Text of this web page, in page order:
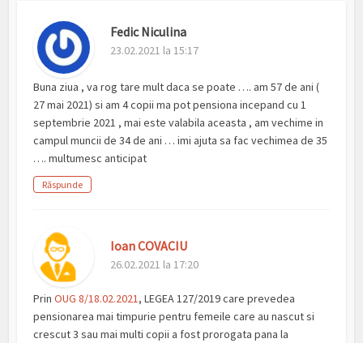
Fedic Niculina
23.02.2021 la 15:17
Buna ziua , va rog tare mult daca se poate …. am 57 de ani (
27 mai 2021) si am 4 copii ma pot pensiona incepand cu 1
septembrie 2021 , mai este valabila aceasta , am vechime in
campul muncii de 34 de ani … imi ajuta sa fac vechimea de 35
…. multumesc anticipat
Răspunde
Ioan COVACIU
26.02.2021 la 17:20
PrinOUG 8/18.02.2021 , LEGEA 127/2019 care prevedea
pensionarea mai timpurie pentru femeile care au nascut si
crescut 3 sau mai multi copii a fost prorogata pana la